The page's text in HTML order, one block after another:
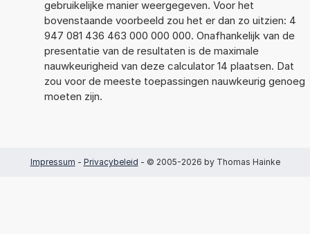
gebruikelijke manier weergegeven. Voor het
bovenstaande voorbeeld zou het er dan zo uitzien: 4
947 081 436 463 000 000 000. Onafhankelijk van de
presentatie van de resultaten is de maximale
nauwkeurigheid van deze calculator 14 plaatsen. Dat
zou voor de meeste toepassingen nauwkeurig genoeg
moeten zijn.
Impressum - Privacybeleid - © 2005-2026 by Thomas Hainke